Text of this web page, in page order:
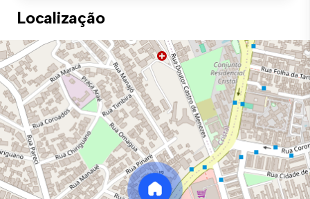
Localização